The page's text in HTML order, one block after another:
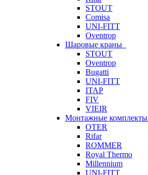
STOUT
Comisa
UNI-FITT
Oventrop
Шаровые краны
STOUT
Oventrop
Bugatti
UNI-FITT
ITAP
FIV
VIEIR
Монтажные комплекты
OTER
Rifar
ROMMER
Royal Thermo
Millennium
UNI-FITT